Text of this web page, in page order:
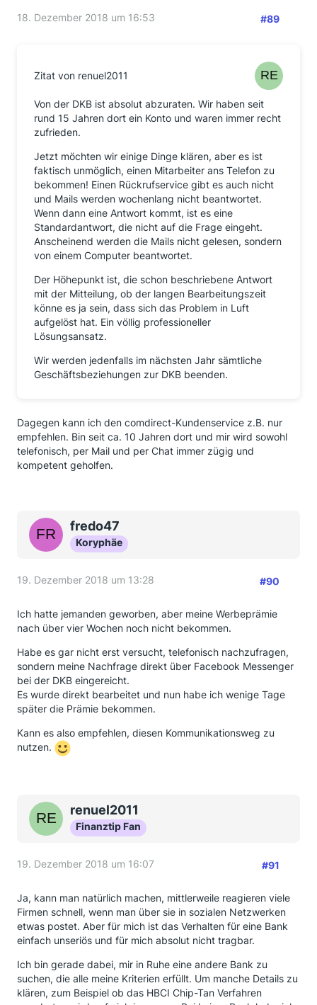
18. Dezember 2018 um 16:53 #89
Zitat von renuel2011
Von der DKB ist absolut abzuraten. Wir haben seit
rund 15 Jahren dort ein Konto und waren immer recht
zufrieden.
Jetzt möchten wir einige Dinge klären, aber es ist
faktisch unmöglich, einen Mitarbeiter ans Telefon zu
bekommen! Einen Rückrufservice gibt es auch nicht
und Mails werden wochenlang nicht beantwortet.
Wenn dann eine Antwort kommt, ist es eine
Standardantwort, die nicht auf die Frage eingeht.
Anscheinend werden die Mails nicht gelesen, sondern
von einem Computer beantwortet.
Der Höhepunkt ist, die schon beschriebene Antwort
mit der Mitteilung, ob der langen Bearbeitungszeit
könne es ja sein, dass sich das Problem in Luft
aufgelöst hat. Ein völlig professioneller
Lösungsansatz.
Wir werden jedenfalls im nächsten Jahr sämtliche
Geschäftsbeziehungen zur DKB beenden.
Dagegen kann ich den comdirect-Kundenservice z.B. nur
empfehlen. Bin seit ca. 10 Jahren dort und mir wird sowohl
telefonisch, per Mail und per Chat immer zügig und
kompetent geholfen.
fredo47
Koryphäe
19. Dezember 2018 um 13:28 #90
Ich hatte jemanden geworben, aber meine Werbeprämie
nach über vier Wochen noch nicht bekommen.
Habe es gar nicht erst versucht, telefonisch nachzufragen,
sondern meine Nachfrage direkt über Facebook Messenger
bei der DKB eingereicht.
Es wurde direkt bearbeitet und nun habe ich wenige Tage
später die Prämie bekommen.
Kann es also empfehlen, diesen Kommunikationsweg zu
nutzen.
renuel2011
Finanztip Fan
19. Dezember 2018 um 16:07 #91
Ja, kann man natürlich machen, mittlerweile reagieren viele
Firmen schnell, wenn man über sie in sozialen Netzwerken
etwas postet. Aber für mich ist das Verhalten für eine Bank
einfach unseriös und für mich absolut nicht tragbar.
Ich bin gerade dabei, mir in Ruhe eine andere Bank zu
suchen, die alle meine Kriterien erfüllt. Um manche Details zu
klären, zum Beispiel ob das HBCI Chip-Tan Verfahren